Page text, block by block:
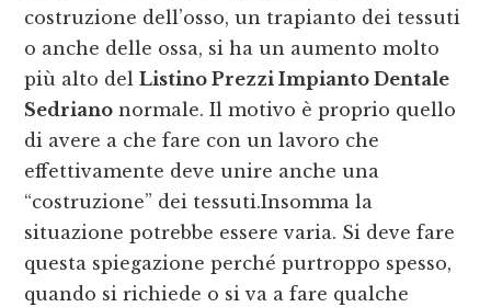
costruzione dell’osso, un trapianto dei tessuti
o anche delle ossa, si ha un aumento molto
più alto delListino Prezzi Impianto Dentale
Sedriano normale. Il motivo è proprio quello
di avere a che fare con un lavoro che
effettivamente deve unire anche una
“costruzione” dei tessuti.Insomma la
situazione potrebbe essere varia. Si deve fare
questa spiegazione perché purtroppo spesso,
quando si richiede o si va a fare qualche